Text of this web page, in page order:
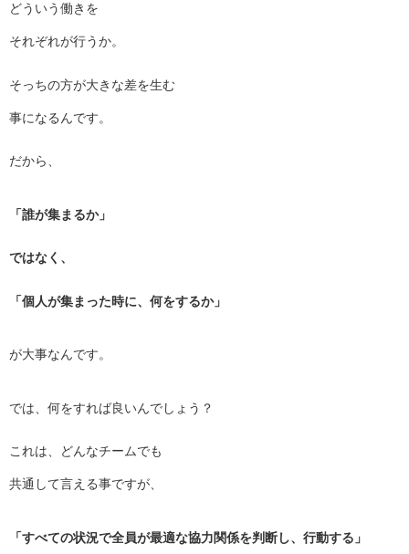
どういう働きを
それぞれが行うか。
そっちの方が大きな差を生む
事になるんです。
だから、
「誰が集まるか」
ではなく、
「個人が集まった時に、何をするか」
が大事なんです。
では、何をすれば良いんでしょう？
これは、どんなチームでも
共通して言える事ですが、
「すべての状況で全員が最適な協力関係を判断し、行動する」